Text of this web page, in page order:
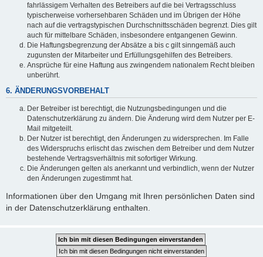
fahrlässigem Verhalten des Betreibers auf die bei Vertragsschluss
typischerweise vorhersehbaren Schäden und im Übrigen der Höhe
nach auf die vertragstypischen Durchschnittsschäden begrenzt. Dies gilt
auch für mittelbare Schäden, insbesondere entgangenen Gewinn.
Die Haftungsbegrenzung der Absätze a bis c gilt sinngemäß auch
zugunsten der Mitarbeiter und Erfüllungsgehilfen des Betreibers.
Ansprüche für eine Haftung aus zwingendem nationalem Recht bleiben
unberührt.
6. ÄNDERUNGSVORBEHALT
Der Betreiber ist berechtigt, die Nutzungsbedingungen und die
Datenschutzerklärung zu ändern. Die Änderung wird dem Nutzer per E-
Mail mitgeteilt.
Der Nutzer ist berechtigt, den Änderungen zu widersprechen. Im Falle
des Widerspruchs erlischt das zwischen dem Betreiber und dem Nutzer
bestehende Vertragsverhältnis mit sofortiger Wirkung.
Die Änderungen gelten als anerkannt und verbindlich, wenn der Nutzer
den Änderungen zugestimmt hat.
Informationen über den Umgang mit Ihren persönlichen Daten sind
in der Datenschutzerklärung enthalten.